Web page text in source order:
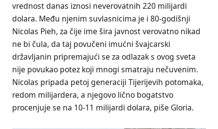
vrednost danas iznosi neverovatnih 220 milijardi
dolara. Među njenim suvlasnicima je i 80-godišnji
Nicolas Pieh, za čije ime šira javnost verovatno nikad
ne bi čula, da taj povučeni imućni švajcarski
državljanin pripremajući se za odlazak s ovog sveta
nije povukao potez koji mnogi smatraju nečuvenim.
Nicolas pripada petoj generaciji Tijerijevih potomaka,
redom milijardera, a njegovo lično bogatstvo
procenjuje se na 10-11 milijardi dolara, piše Gloria.